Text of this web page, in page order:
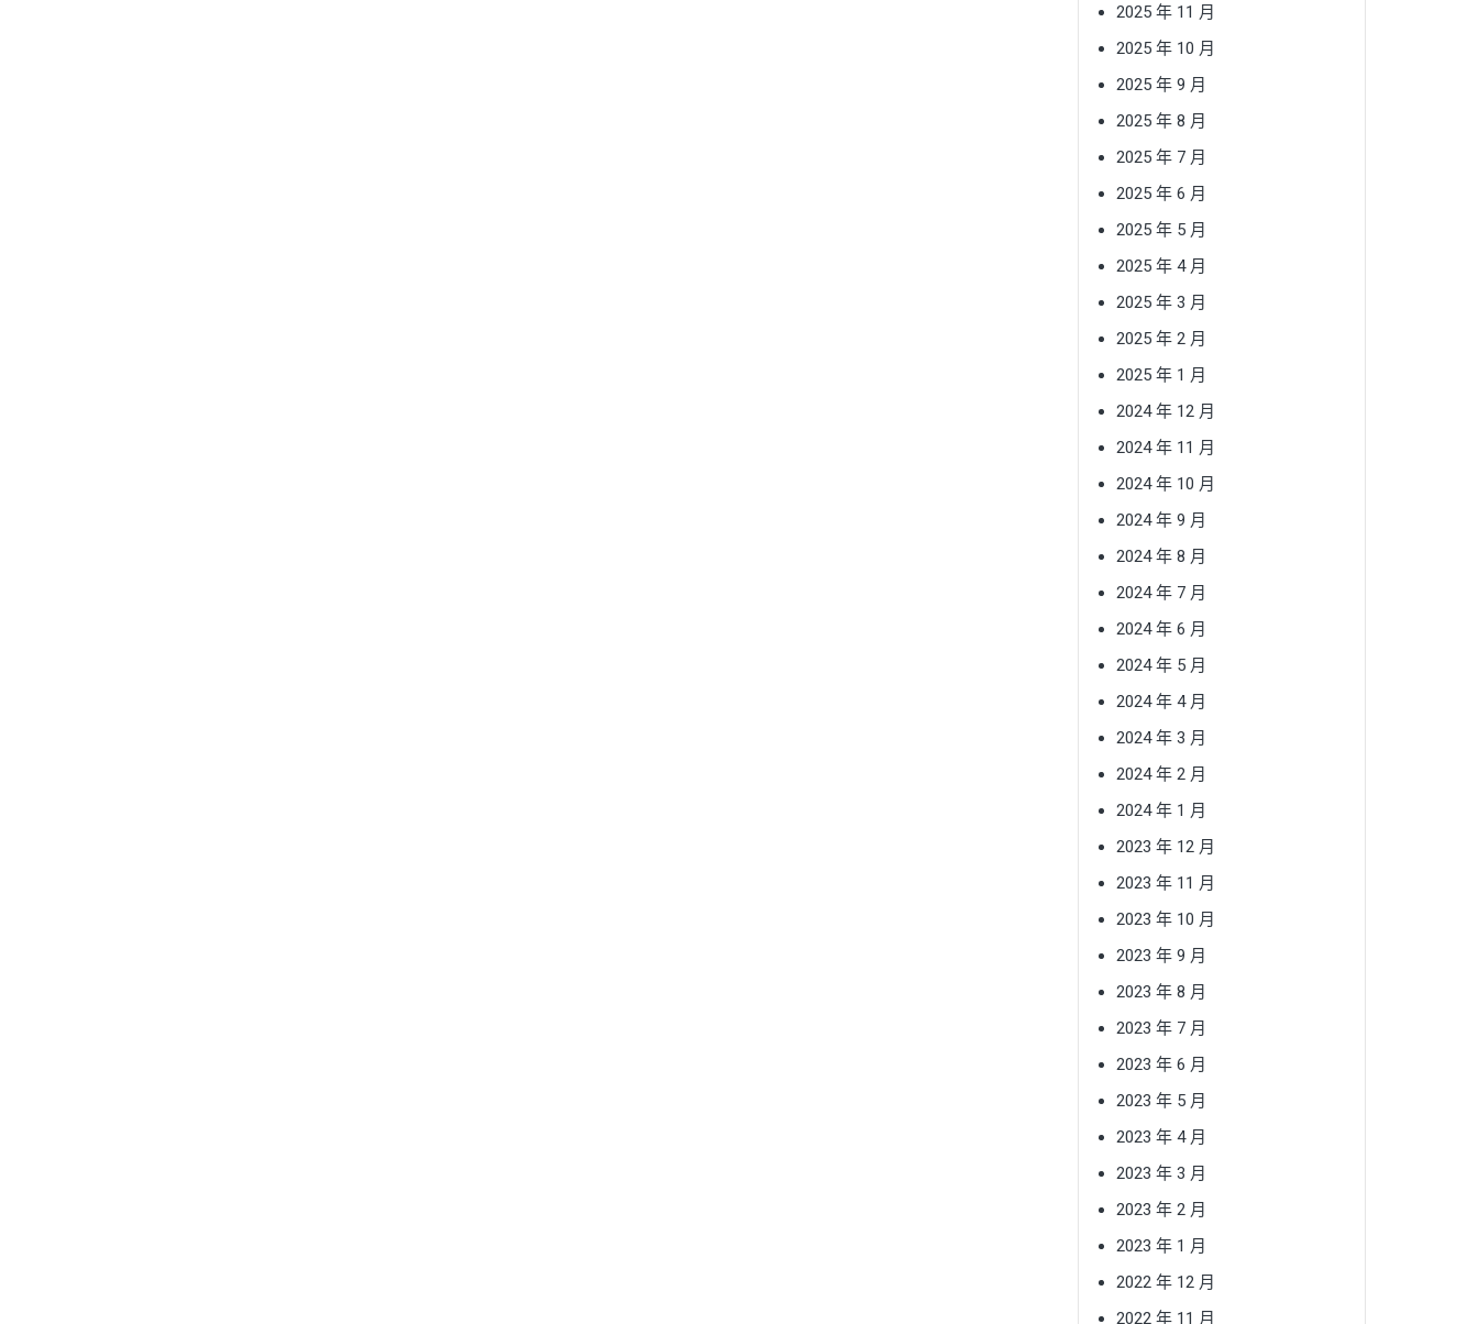
2025 年 11 月
2025 年 10 月
2025 年 9 月
2025 年 8 月
2025 年 7 月
2025 年 6 月
2025 年 5 月
2025 年 4 月
2025 年 3 月
2025 年 2 月
2025 年 1 月
2024 年 12 月
2024 年 11 月
2024 年 10 月
2024 年 9 月
2024 年 8 月
2024 年 7 月
2024 年 6 月
2024 年 5 月
2024 年 4 月
2024 年 3 月
2024 年 2 月
2024 年 1 月
2023 年 12 月
2023 年 11 月
2023 年 10 月
2023 年 9 月
2023 年 8 月
2023 年 7 月
2023 年 6 月
2023 年 5 月
2023 年 4 月
2023 年 3 月
2023 年 2 月
2023 年 1 月
2022 年 12 月
2022 年 11 月